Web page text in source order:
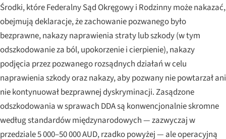
Środki, które Federalny Sąd Okręgowy i Rodzinny może nakazać,
obejmują deklaracje, że zachowanie pozwanego było
bezprawne, nakazy naprawienia straty lub szkody (w tym
odszkodowanie za ból, upokorzenie i cierpienie), nakazy
podjęcia przez pozwanego rozsądnych działań w celu
naprawienia szkody oraz nakazy, aby pozwany nie powtarzał ani
nie kontynuował bezprawnej dyskryminacji. Zasądzone
odszkodowania w sprawach DDA są konwencjonalnie skromne
według standardów międzynarodowych — zazwyczaj w
przedziale 5 000–50 000 AUD, rzadko powyżej — ale operacyjną